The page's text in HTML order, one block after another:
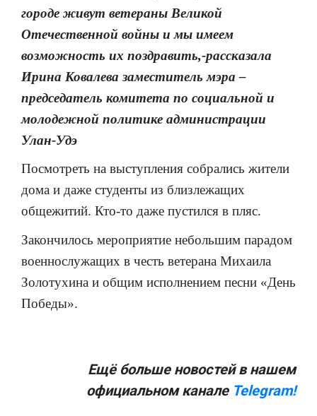
городе живут ветераны Великой
Отечественной войны и мы имеем
возможность их поздравить,-рассказала
Ирина Ковалева заместитель мэра –
председатель комитета по социальной и
молодежной политике администрации
Улан-Удэ
Посмотреть на выступления собрались жители
дома и даже студенты из близлежащих
общежитий. Кто-то даже пустился в пляс.
Закончилось мероприятие небольшим парадом
военнослужащих в честь ветерана Михаила
Золотухина и общим исполнением песни «День
Победы».
Ещё больше новостей в нашем
официальном канале Telegram!